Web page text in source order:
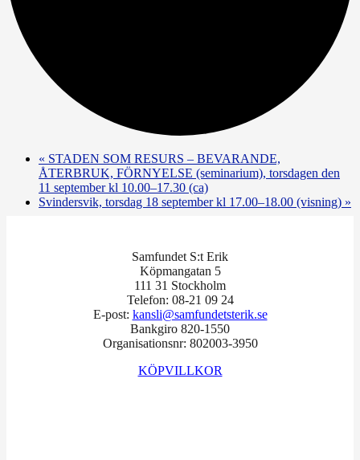
« STADEN SOM RESURS – BEVARANDE,
ÅTERBRUK, FÖRNYELSE (seminarium), torsdagen den
11 september kl 10.00–17.30 (ca)
Svindersvik, torsdag 18 september kl 17.00–18.00 (visning) »
Samfundet S:t Erik
Köpmangatan 5
111 31 Stockholm
Telefon: 08-21 09 24
E-post: kansli@samfundetsterik.se
Bankgiro 820-1550
Organisationsnr: 802003-3950
KÖPVILLKOR